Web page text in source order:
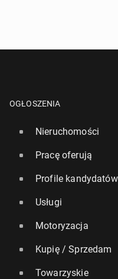
Polak otrzy­mał £600
6 lipca • Artykuł
OGŁOSZENIA
Nieruchomości
Pracę oferują
Profile kandydatów
Usługi
Motoryzacja
Kupię / Sprzedam
Towarzyskie